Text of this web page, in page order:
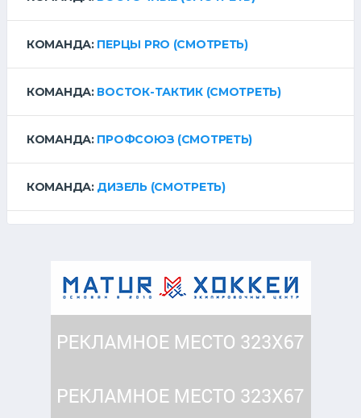
КОМАНДА: ПЕРЦЫ PRO (СМОТРЕТЬ)
КОМАНДА: ВОСТОК-ТАКТИК (СМОТРЕТЬ)
КОМАНДА: ПРОФСОЮЗ (СМОТРЕТЬ)
КОМАНДА: ДИЗЕЛЬ (СМОТРЕТЬ)